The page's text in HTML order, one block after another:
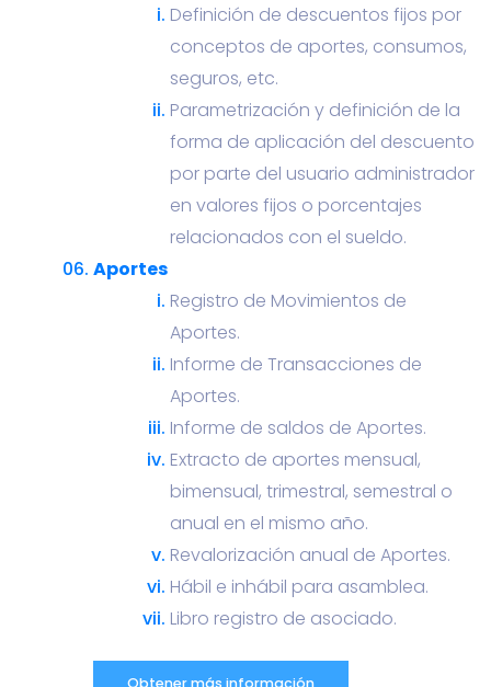
Definición de descuentos fijos por
conceptos de aportes, consumos,
seguros, etc.
Parametrización y definición de la
forma de aplicación del descuento
por parte del usuario administrador
en valores fijos o porcentajes
relacionados con el sueldo.
Aportes
Registro de Movimientos de
Aportes.
Informe de Transacciones de
Aportes.
Informe de saldos de Aportes.
Extracto de aportes mensual,
bimensual, trimestral, semestral o
anual en el mismo año.
Revalorización anual de Aportes.
Hábil e inhábil para asamblea.
Libro registro de asociado.
Obtener más información